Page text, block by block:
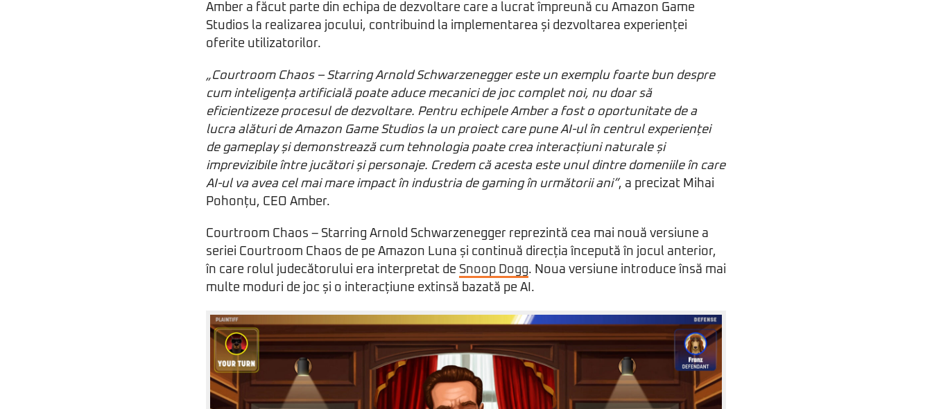
Amber a făcut parte din echipa de dezvoltare care a lucrat împreună cu Amazon Game
Studios la realizarea jocului, contribuind la implementarea și dezvoltarea experienței
oferite utilizatorilor.
„Courtroom Chaos – Starring Arnold Schwarzenegger este un exemplu foarte bun despre
cum inteligența artificială poate aduce mecanici de joc complet noi, nu doar să
eficientizeze procesul de dezvoltare. Pentru echipele Amber a fost o oportunitate de a
lucra alături de Amazon Game Studios la un proiect care pune AI-ul în centrul experienței
de gameplay și demonstrează cum tehnologia poate crea interacțiuni naturale și
imprevizibile între jucători și personaje. Credem că acesta este unul dintre domeniile în care
AI-ul va avea cel mai mare impact în industria de gaming în următorii ani”, a precizat Mihai
Pohonțu, CEO Amber.
Courtroom Chaos – Starring Arnold Schwarzenegger reprezintă cea mai nouă versiune a
seriei Courtroom Chaos de pe Amazon Luna și continuă direcția începută în jocul anterior,
în care rolul judecătorului era interpretat de Snoop Dogg. Noua versiune introduce însă mai
multe moduri de joc și o interacțiune extinsă bazată pe AI.